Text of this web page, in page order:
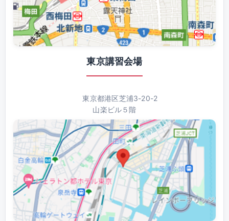
東京講習会場
東京都港区芝浦3-20-2
山楽ビル５階